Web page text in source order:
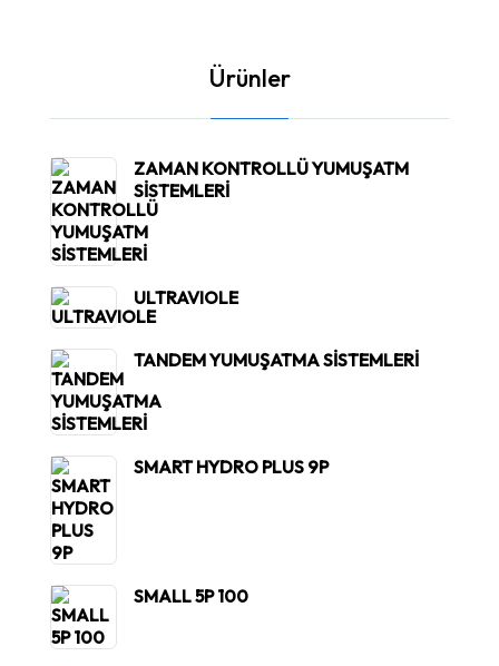
Ürünler
ZAMAN KONTROLLÜ YUMUŞATM
SİSTEMLERİ
ULTRAVIOLE
TANDEM YUMUŞATMA SİSTEMLERİ
SMART HYDRO PLUS 9P
SMALL 5P 100